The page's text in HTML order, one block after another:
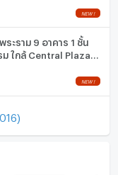
ระราม 9 อาคาร 1 ชั้น
ใกล้ Central Plaza